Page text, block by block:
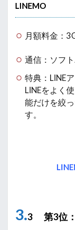
LINEMO
月額料金：
通信：ソフ
特典：LINE
LINEをよく
能だけを絞
す。
3.3 第3位